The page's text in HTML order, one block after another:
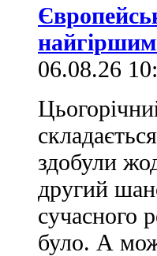
найгіршим
06.08.26
здобули
другий
сучасного
було. А